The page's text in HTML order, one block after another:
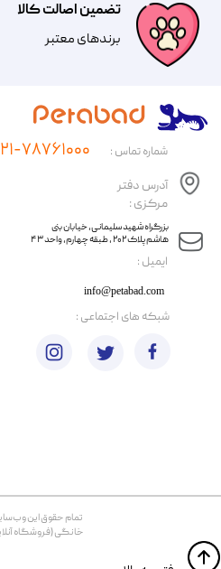
تضمین اصالت کالا
​​برندهای معتبر​​​​​​​
​ایمیل :
آدرس دفتر
مرکزی :
info@petabad.com
​​بزرگراه شهید سلیمانی، خیابان بنی
هاشم پلاک ۲۰۲ ، طبقه چهارم، واحد ۴۳
شماره تماس : ۰۲۱-
تمام حقوق اين
خانگی (فروشگاه آنلاین پت
​شبکه های اجتماعی :